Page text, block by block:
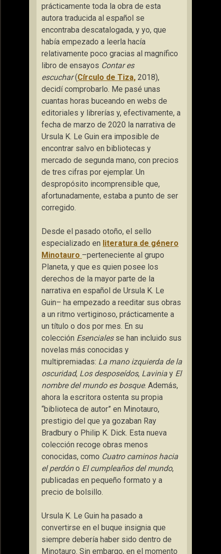
prácticamente toda la obra de esta
autora traducida al español se
encontraba descatalogada, y yo, que
había empezado a leerla hacía
relativamente poco gracias al magnífico
libro de ensayos Contar es
escuchar(Círculo de Tiza, 2018),
decidí comprobarlo. Me pasé unas
cuantas horas buceando en webs de
editoriales y librerías y, efectivamente, a
fecha de marzo de 2020 la narrativa de
Ursula K. Le Guin era imposible de
encontrar salvo en bibliotecas y
mercado de segunda mano, con precios
de tres cifras por ejemplar. Un
despropósito incomprensible que,
afortunadamente, estaba a punto de ser
corregido.
Desde el pasado otoño, el sello
especializado en literatura de género
Minotauro –perteneciente al grupo
Planeta, y que es quien posee los
derechos de la mayor parte de la
narrativa en español de Ursula K. Le
Guin– ha empezado a reeditar sus obras
a un ritmo vertiginoso, prácticamente a
un título o dos por mes. En su
colección Esencialesse han incluido sus
novelas más conocidas y
multipremiadas: La mano izquierda de la
oscuridad, Los desposeídos, Lavinia y El
nombre del mundo es bosque. Además,
ahora la escritora ostenta su propia
“biblioteca de autor” en Minotauro,
prestigio del que ya gozaban Ray
Bradbury o Philip K. Dick. Esta nueva
colección recoge obras menos
conocidas, como Cuatro caminos hacia
el perdóno El cumpleaños del mundo,
publicadas en pequeño formato y a
precio de bolsillo.
Ursula K. Le Guin ha pasado a
convertirse en el buque insignia que
siempre debería haber sido dentro de
Minotauro. Sin embargo, en el momento